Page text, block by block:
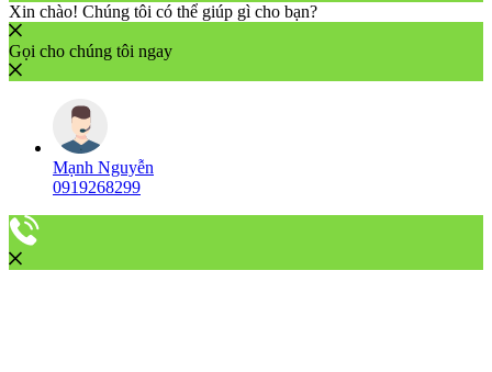
Xin chào! Chúng tôi có thể giúp gì cho bạn?
Gọi cho chúng tôi ngay
Mạnh Nguyễn
0919268299